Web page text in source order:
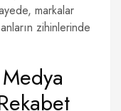
markalar
zihinlerinde